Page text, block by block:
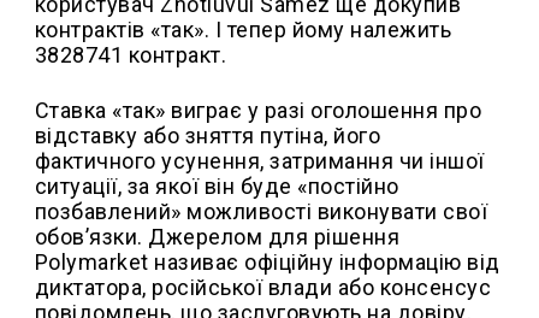
контрактів «так». І тепер йому належить
3828741 контракт.
Ставка «так» виграє у разі оголошення про
відставку або зняття путіна, його
фактичного усунення, затримання чи іншої
ситуації, за якої він буде «постійно
позбавлений» можливості виконувати свої
обов’язки. Джерелом для рішення
Polymarket називає офіційну інформацію від
диктатора, російської влади або консенсус
повідомлень, що заслуговують на довіру.